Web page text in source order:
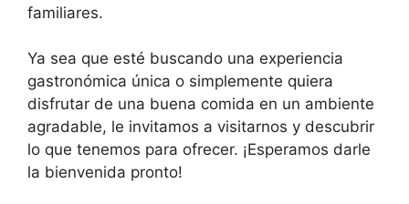
familiares.
Ya sea que esté buscando una experiencia
gastronómica única o simplemente quiera
disfrutar de una buena comida en un ambiente
agradable, le invitamos a visitarnos y descubrir
lo que tenemos para ofrecer. ¡Esperamos darle
la bienvenida pronto!